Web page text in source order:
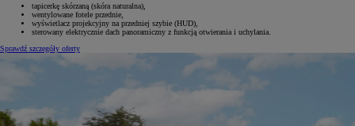
tapicerkę skórzaną (skóra naturalna),
wentylowane fotele przednie,
wyświetlacz projekcyjny na przedniej szybie (HUD),
sterowany elektrycznie dach panoramiczny z funkcją otwierania i uchylania.
Sprawdź szczegóły oferty